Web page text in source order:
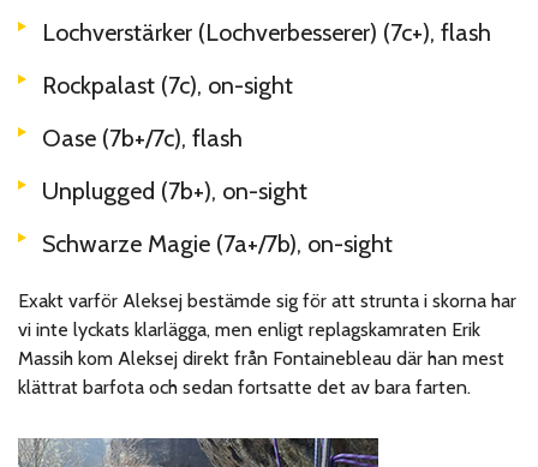
Lochverstärker (Lochverbesserer) (7c+), flash
Rockpalast (7c), on-sight
Oase (7b+/7c), flash
Unplugged (7b+), on-sight
Schwarze Magie (7a+/7b), on-sight
Exakt varför Aleksej bestämde sig för att strunta i skorna har
vi inte lyckats klarlägga, men enligt replagskamraten Erik
Massih kom Aleksej direkt från Fontainebleau där han mest
klättrat barfota och sedan fortsatte det av bara farten.